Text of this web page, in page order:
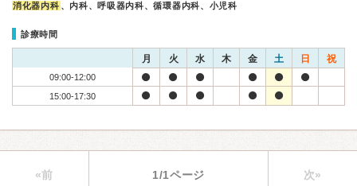
消化器内科 、内科、呼吸器内科、循環器内科、小児科
診療時間
月 火 水 木 金 土 日 祝
09:00-12:00
15:00-17:30
«前 1/1ページ 次»